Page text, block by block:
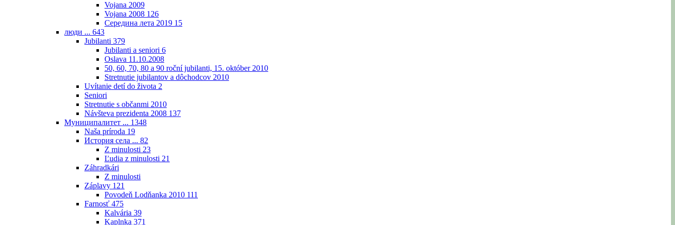
Vojana 2009
Vojana 2008 126
Середина лета 2019 15
люди ... 643
Jubilanti 379
Jubilanti a seniori 6
Oslava 11.10.2008
50, 60, 70, 80 a 90 roční jubilanti, 15. október 2010
Stretnutie jubilantov a dôchodcov 2010
Uvítanie detí do života 2
Seniori
Stretnutie s občanmi 2010
Návšteva prezidenta 2008 137
Муниципалитет ... 1348
Naša príroda 19
История села ... 82
Z minulosti 23
Ľudia z minulosti 21
Záhradkári
Z minulosti
Záplavy 121
Povodeň Lodňanka 2010 111
Farnosť 475
Kalvária 39
Kaplnka 371